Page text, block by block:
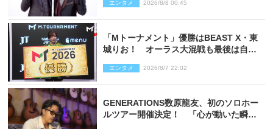
エンタメ 2026/8/8 00:45
「Mトーナメント」優勝はBEAST X・東
城りお！ オーラス大混戦も最後は自ら
エンタメ 2026/8/7 22:02
GENERATIONS数原龍友、初のソロホー
ルツアー開催決定！ 「心が動いた瞬間